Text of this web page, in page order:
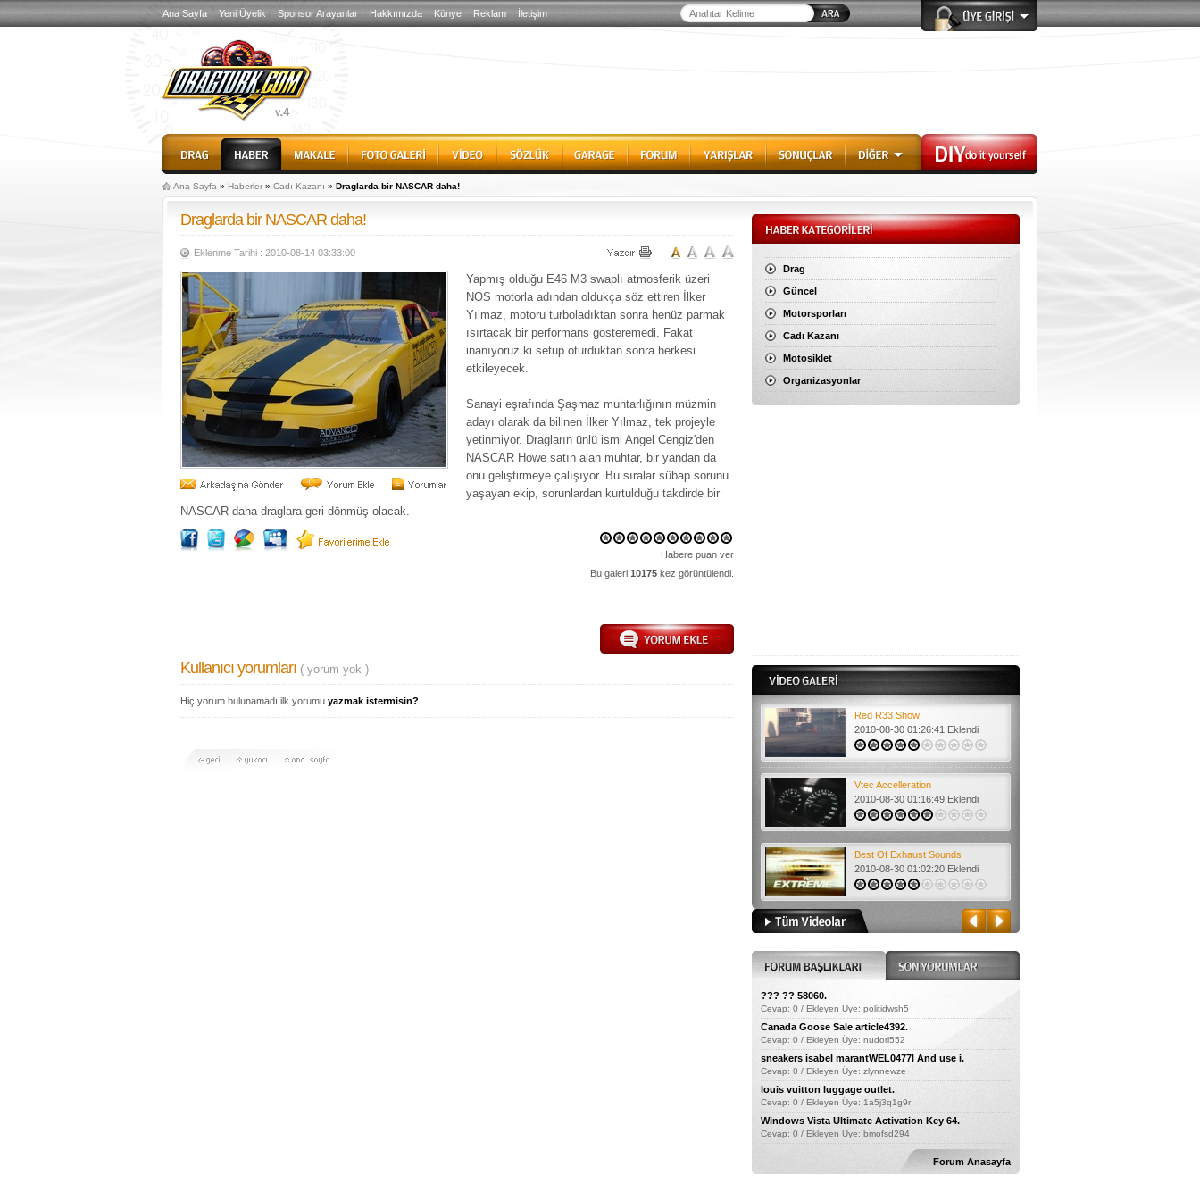
Ana Sayfa Yeni Üyelik Sponsor Arayanlar Hakkımızda Künye Reklam İletişim
Ana Sayfa » Haberler » Cadı Kazanı » Draglarda bir NASCAR daha!
Draglarda bir NASCAR daha!
Eklenme Tarihi : 2010-08-14 03:33:00
Yapmış olduğu E46 M3 swaplı atmosferik üzeri
NOS motorla adından oldukça söz ettiren İlker
Yılmaz, motoru turboladıktan sonra henüz parmak
ısırtacak bir performans gösteremedi. Fakat
inanıyoruz ki setup oturduktan sonra herkesi
etkileyecek.
Sanayi eşrafında Şaşmaz muhtarlığının müzmin
adayı olarak da bilinen İlker Yılmaz, tek projeyle
yetinmiyor. Dragların ünlü ismi Angel Cengiz'den
NASCAR Howe satın alan muhtar, bir yandan da
onu geliştirmeye çalışıyor. Bu sıralar sübap sorunu
yaşayan ekip, sorunlardan kurtulduğu takdirde bir
NASCAR daha draglara geri dönmüş olacak.
Habere puan ver
Bu galeri 10175 kez görüntülendi.
Kullanıcı yorumları ( yorum yok )
Hiç yorum bulunamadı ilk yorumu yazmak istermisin?
Drag
Güncel
Motorsporları
Cadı Kazanı
Motosiklet
Organizasyonlar
2010-08-30 00:33:46 Eklendi
Red R33 Show
2010-08-30 01:26:41 Eklendi
Vtec Accelleration
2010-08-30 01:16:49 Eklendi
Best Of Exhaust Sounds
2010-08-30 01:02:20 Eklendi
Opet Full Force Reklam
2010-08-30 00:35:10 Eklendi
ARM
2010-08-30 00:33:46 Eklendi
Red R33 Show
2010-08-30 01:26:41 Eklendi
??? ?? 58060.
Cevap: 0 / Ekleyen Üye: politidwsh5
Canada Goose Sale article4392.
Cevap: 0 / Ekleyen Üye: nudorl552
sneakers isabel marantWEL0477l And use i.
Cevap: 0 / Ekleyen Üye: zlynnewze
louis vuitton luggage outlet.
Cevap: 0 / Ekleyen Üye: 1a5j3q1g9r
Windows Vista Ultimate Activation Key 64.
Cevap: 0 / Ekleyen Üye: bmofsd294
Forum Anasayfa